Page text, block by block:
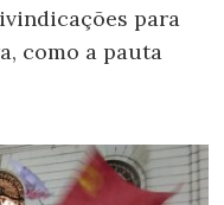
para
como a pauta